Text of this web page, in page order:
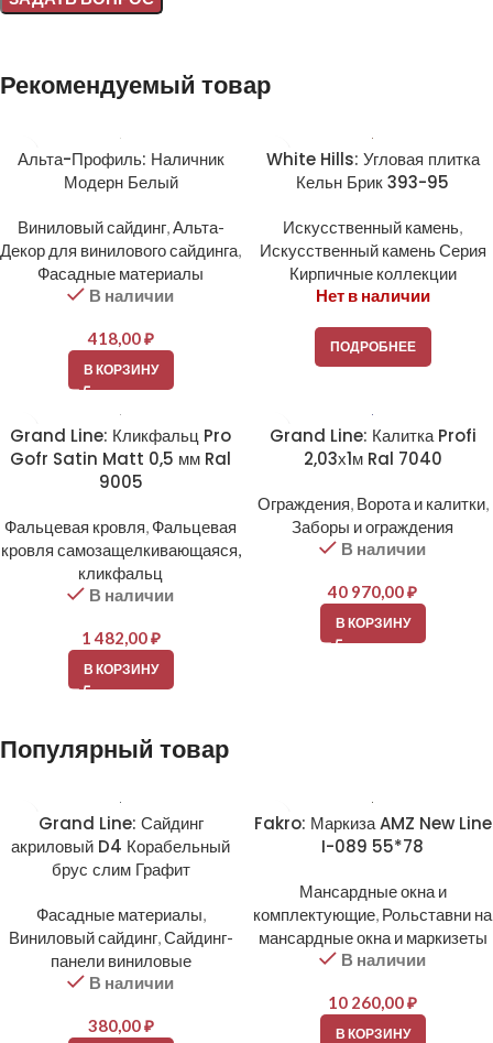
Рекомендуемый товар
Альта-Профиль: Наличник
Модерн Белый
Виниловый сайдинг,Альта-
Декор для винилового сайдинга,
Фасадные материалы
В наличии
418,00₽
В КОРЗИНУ
White Hills: Угловая плитка
Кельн Брик 393-95
Искусственный камень,
Искусственный камень Серия
Кирпичные коллекции
Нет в наличии
ПОДРОБНЕЕ
Grand Line: Кликфальц Pro
Gofr Satin Matt 0,5 мм Ral
9005
Фальцевая кровля, Фальцевая
кровля самозащелкивающаяся,
кликфальц
В наличии
1 482,00₽
В КОРЗИНУ
Grand Line: Калитка Profi
2,03х1м Ral 7040
Ограждения, Ворота и калитки,
Заборы и ограждения
В наличии
40 970,00₽
В КОРЗИНУ
Популярный товар
Grand Line: Сайдинг
акриловый D4 Корабельный
брус слим Графит
Фасадные материалы,
Виниловый сайдинг,Сайдинг-
панели виниловые
В наличии
380,00₽
Fakro: Маркиза AMZ New Line
I-089 55*78
Мансардные окна и
комплектующие, Рольставни на
мансардные окна и маркизеты
В наличии
10 260,00₽
В КОРЗИНУ